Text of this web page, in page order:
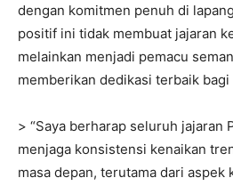
dengan komitmen penuh di
positif ini tidak membuat jajaran
melainkan menjadi pemacu
memberikan dedikasi terbaik bagi
> “Saya berharap seluruh jajaran
menjaga konsistensi kenaikan
masa depan, terutama dari aspek